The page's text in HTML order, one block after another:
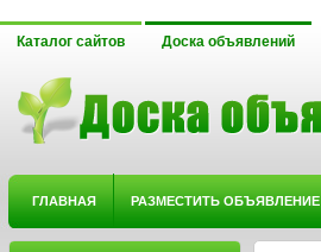
Каталог сайтов Доска объявлений
ГЛАВНАЯ РАЗМЕСТИТЬ ОБЪЯВЛЕНИЕ